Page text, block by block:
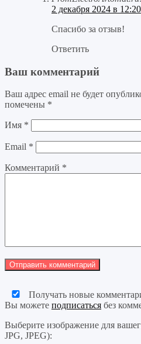
2 декабря 2024 в 12:20
Спасибо за отзыв!
Ответить
Ваш комментарий
Ваш адрес email не будет
помечены *
Имя *
Email *
Комментарий *
Получать новые
Вы можете подписаться без
Выберите изображение для
JPG, JPEG):